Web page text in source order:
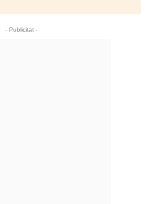
- Publicitat -